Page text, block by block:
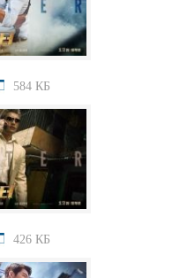
584 КБ
426 КБ